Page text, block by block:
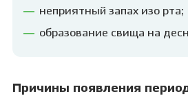
неприятный запах изо рта;
образование свища на
Причины появления